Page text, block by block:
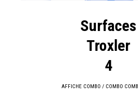
Surfaces
Troxler
4
AFFICHE COMBO / COMBO